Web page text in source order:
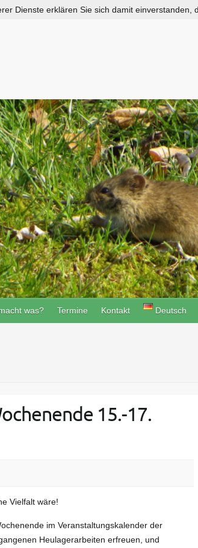
was? Termine Kontakt Deutsch
15.-17.
Vielfalt wäre!
im Veranstaltungskalender der
Heulagerarbeiten erfreuen, und
Dienste erklären Sie sich damit einverstanden,